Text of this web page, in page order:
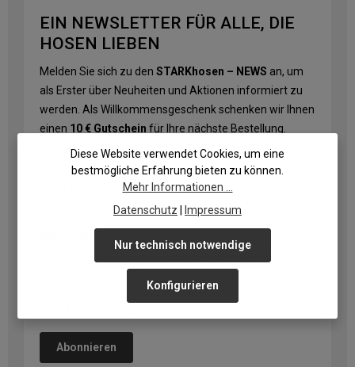
EIN NEWSLETTER FÜR ALLE, DIE
HOSEN LIEBEN
Melden Sie sich zu den STARKhosen – NEWS an, um
als Erster über Neuheiten und Aktionen informiert zu
werden. Als Willkommensgeschenk schenken wir Ihnen
einen 10 € Gutschein für Ihre nächste Bestellung.
E-Mail-Adresse*
genommen und dieAGBgelesen und bin mit ihnen
Abonnieren
Diese Website verwendet Cookies, um eine
bestmögliche Erfahrung bieten zu können.
Mehr Informationen ...
Datenschutz
Impressum
Nur technisch notwendige
Konfigurieren